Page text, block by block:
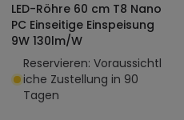
LED-Röhre 60 cm T8 Nano
PC Einseitige Einspeisung
9W 130lm/W
Reservieren: Voraussichtl
iche Zustellung in 90
Tagen